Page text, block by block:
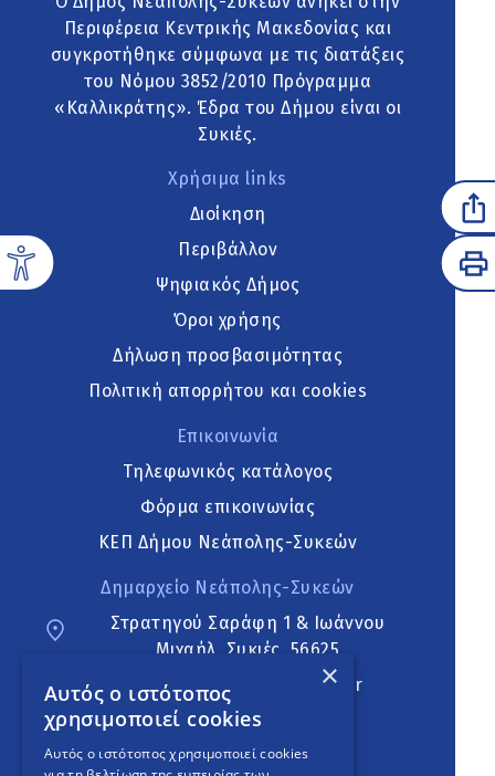
Περιφέρεια Κεντρικής Μακεδονίας και
συγκροτήθηκε σύμφωνα με τις διατάξεις
του Νόμου 3852/2010 Πρόγραμμα
«Καλλικράτης». Έδρα του Δήμου είναι οι
Συκιές.
Χρήσιμα links
Διοίκηση
Περιβάλλον
Ψηφιακός Δήμος
Όροι χρήσης
Δήλωση προσβασιμότητας
Πολιτική απορρήτου και cookies
Επικοινωνία
Τηλεφωνικός κατάλογος
Φόρμα επικοινωνίας
ΚΕΠ Δήμου Νεάπολης-Συκεών
Δημαρχείο Νεάπολης-Συκεών
Στρατηγού Σαράφη 1 & Ιωάννου
Μιχαήλ, Συκιές, 56625
neapoli.sykies@ddt.gov.gr
Ακολουθήστε
×
Αυτός ο ιστότοπος
χρησιμοποιεί cookies
Αυτός ο ιστότοπος χρησιμοποιεί cookies